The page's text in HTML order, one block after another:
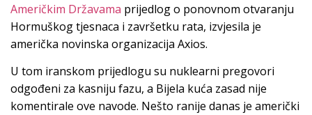
Američkim Državama prijedlog o ponovnom otvaranju
Hormuškog tjesnaca i završetku rata, izvjesila je
američka novinska organizacija Axios.
U tom iranskom prijedlogu su nuklearni pregovori
odgođeni za kasniju fazu, a Bijela kuća zasad nije
komentirale ove navode. Nešto ranije danas je američki